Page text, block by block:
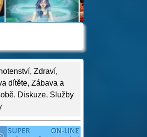
, Zdraví,
dítěte, Zábava a
, Diskuze, Služby